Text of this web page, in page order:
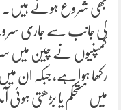
بھی شروع ہوئے ہیں۔
کی جانب سے جاری سروے
کمپنیوں نے چین میں
میں مستحکم یا بڑھتی ہوئی